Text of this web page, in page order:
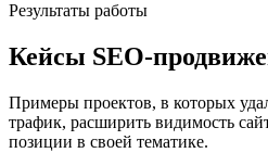
Результаты работы
Кейсы SEO-
Примеры проектов, в которых
трафик, расширить видимость
позиции в своей тематике.